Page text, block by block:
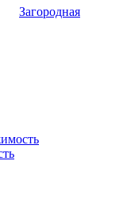
Загородная